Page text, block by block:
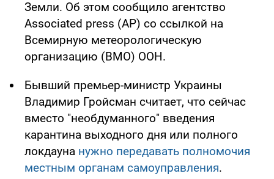
Земли. Об этом сообщило агентство
Associated press (AP) со ссылкой на
Всемирную метеорологическую
организацию (ВМО) ООН.
Бывший премьер-министр Украины
Владимир Гройсман считает, что сейчас
вместо "необдуманного" введения
карантина выходного дня или полного
локдауна нужно передавать полномочия
местным органам самоуправления.